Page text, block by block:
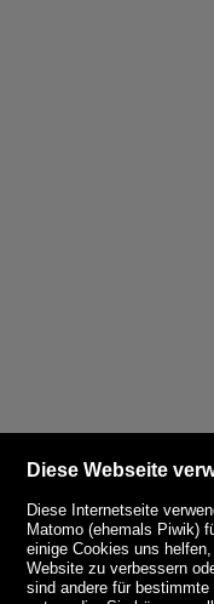
Diese Webseite
Diese Internetseite
Matomo (ehemals Piwik)
einige Cookies uns
Website zu verbessern
sind andere für